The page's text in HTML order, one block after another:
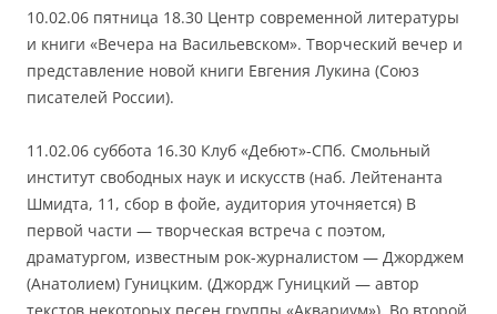
10.02.06 пятница 18.30 Центр современной литературы
и книги «Вечера на Васильевском». Творческий вечер и
представление новой книги Евгения Лукина (Союз
писателей России).
11.02.06 суббота 16.30 Клуб «Дебют»-СПб. Смольный
институт свободных наук и искусств (наб. Лейтенанта
Шмидта, 11, сбор в фойе, аудитория уточняется) В
первой части — творческая встреча с поэтом,
драматургом, известным рок-журналистом — Джорджем
(Анатолием) Гуницким. (Джордж Гуницкий — автор